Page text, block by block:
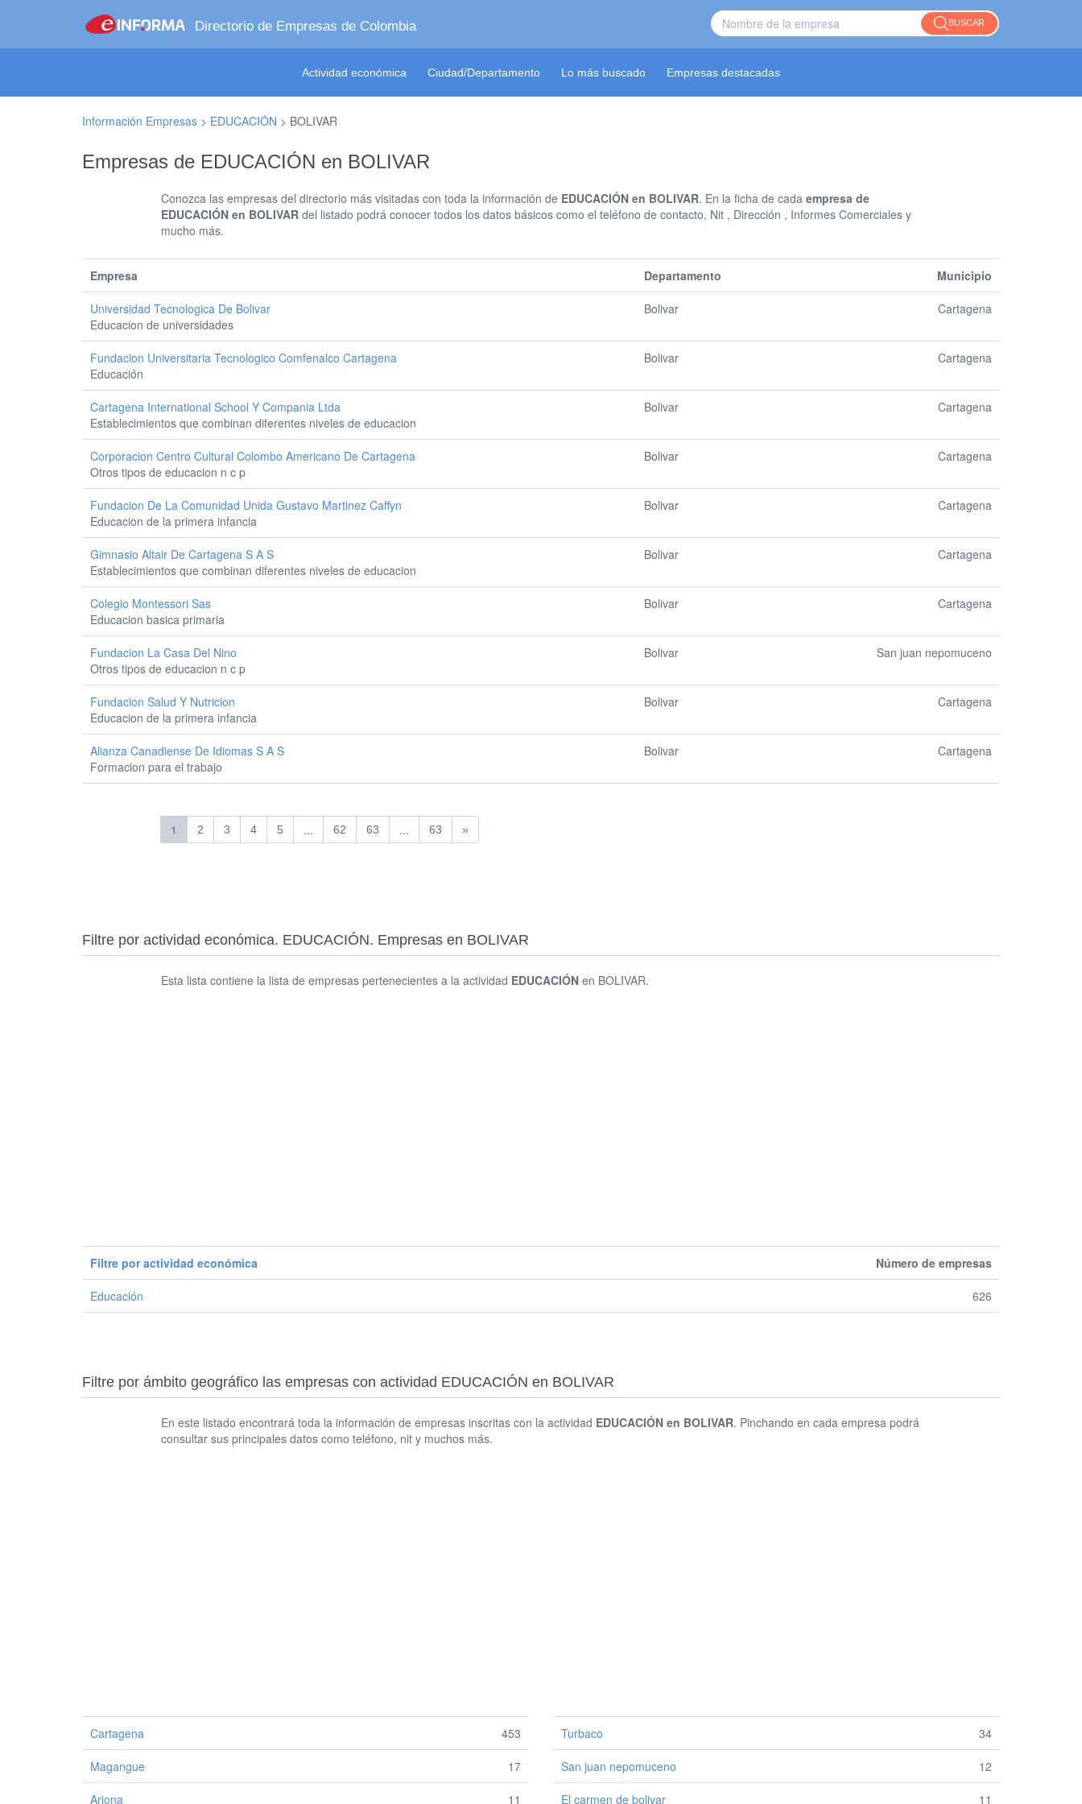
Directorio de Empresas de Colombia BUSCAR
Actividad económica Ciudad/Departamento Lo más buscado Empresas destacadas
Información Empresas > EDUCACIÓN > BOLIVAR
Empresas de EDUCACIÓN en BOLIVAR
Conozca las empresas del directorio más visitadas con toda la información de EDUCACIÓN en BOLIVAR. En la ficha de cada empresa de
EDUCACIÓN en BOLIVARdel listado podrá conocer todos los datos básicos como el teléfono de contacto, Nit , Dirección , Informes Comerciales y
mucho más.
Empresa Departamento Municipio
Universidad Tecnologica De Bolivar
Educacion de universidades
Bolivar Cartagena
Fundacion Universitaria Tecnologico Comfenalco Cartagena
Educación
Bolivar Cartagena
Cartagena International School Y Compania Ltda
Establecimientos que combinan diferentes niveles de educacion
Bolivar Cartagena
Corporacion Centro Cultural Colombo Americano De Cartagena
Otros tipos de educacion n c p
Bolivar Cartagena
Fundacion De La Comunidad Unida Gustavo Martinez Caffyn
Educacion de la primera infancia
Bolivar Cartagena
Gimnasio Altair De Cartagena S A S
Establecimientos que combinan diferentes niveles de educacion
Bolivar Cartagena
Colegio Montessori Sas
Educacion basica primaria
Bolivar Cartagena
Fundacion La Casa Del Nino
Otros tipos de educacion n c p
Bolivar San juan nepomuceno
Fundacion Salud Y Nutricion
Educacion de la primera infancia
Bolivar Cartagena
Alianza Canadiense De Idiomas S A S
Formacion para el trabajo
Bolivar Cartagena
1 2 3 4 5 ... 62 63 ... 63 »
Filtre por actividad económica. EDUCACIÓN. Empresas en BOLIVAR
Esta lista contiene la lista de empresas pertenecientes a la actividad EDUCACIÓNen BOLIVAR.
Filtre por actividad económica Número de empresas
Educación 626
Filtre por ámbito geográfico las empresas con actividad EDUCACIÓN en BOLIVAR
En este listado encontrará toda la información de empresas inscritas con la actividad EDUCACIÓN en BOLIVAR. Pinchando en cada empresa podrá
consultar sus principales datos como teléfono, nit y muchos más.
Cartagena 453
Magangue 17
Arjona 11
Turbaco 34
San juan nepomuceno 12
El carmen de bolivar 11